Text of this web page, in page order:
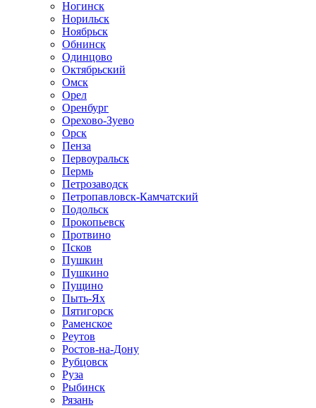
Ногинск
Норильск
Ноябрьск
Обнинск
Одинцово
Октябрьский
Омск
Орел
Оренбург
Орехово-Зуево
Орск
Пенза
Первоуральск
Пермь
Петрозаводск
Петропавловск-Камчатский
Подольск
Прокопьевск
Протвино
Псков
Пушкин
Пушкино
Пущино
Пыть-Ях
Пятигорск
Раменское
Реутов
Ростов-на-Дону
Рубцовск
Руза
Рыбинск
Рязань